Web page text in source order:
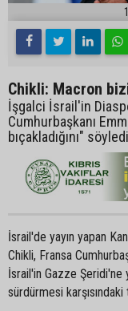
Chikli: Macron bizi
İşgalci İsrail'in
Cumhurbaşkanı
bıçakladığını"
İsrail'de yayın yapan
Chikli, Fransa
İsrail'in Gazze Şeridi'ne
sürdürmesi